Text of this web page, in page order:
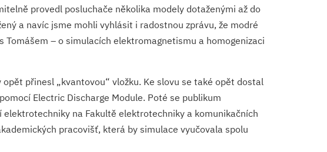
provedl posluchače několika modely dotaženými až do
a navíc jsme mohli vyhlásit i radostnou zprávu, že modré
Tomášem – o simulacích elektromagnetismu a homogenizaci
přinesl „kvantovou“ vložku. Ke slovu se také opět dostal
Electric Discharge Module. Poté se publikum
na Fakultě elektrotechniky a komunikačních
pracovišť, která by simulace vyučovala spolu